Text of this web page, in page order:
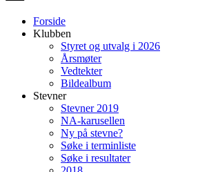
Forside
Klubben
Styret og utvalg i 2026
Årsmøter
Vedtekter
Bildealbum
Stevner
Stevner 2019
NA-karusellen
Ny på stevne?
Søke i terminliste
Søke i resultater